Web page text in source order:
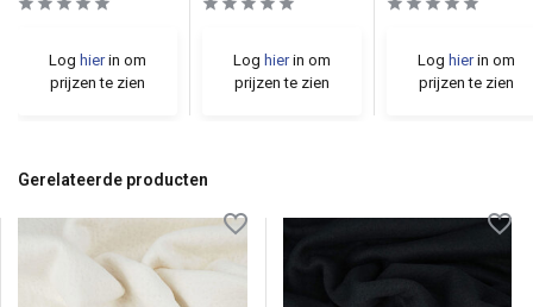
Log hierin om
prijzen te zien
Log hierin om
prijzen te zien
Log hierin om
prijzen te zien
Gerelateerde producten